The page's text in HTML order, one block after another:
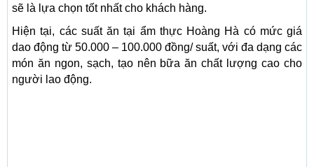
sẽ là lựa chọn tốt nhất cho khách hàng.
Hiện tại, các suất ăn tại ẩm thực Hoàng Hà có mức giá
dao động từ 50.000 – 100.000 đồng/ suất, với đa dạng các
món ăn ngon, sạch, tạo nên bữa ăn chất lượng cao cho
người lao động.